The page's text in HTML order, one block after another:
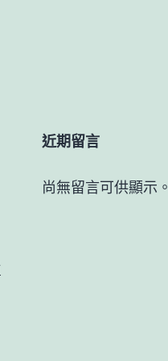
近期留言
尚無留言可供顯示。